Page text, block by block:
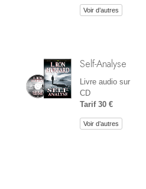
Voir d’autres
Self-Analyse
Livre audio sur
CD
Tarif 30 €
Voir d’autres